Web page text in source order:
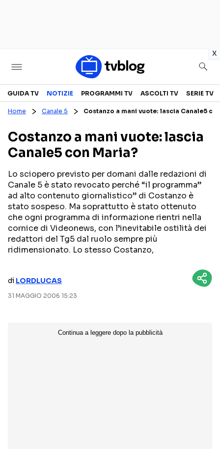
x
Televisione
CANALI TV
PROGRAMMI TV
PERSONAGGI TV
SERIE TV
REALITY SHOW
FICTION
Streaming
NETFLIX
AMAZON PRIME VIDEO
MEDIASET INFINITY
DAZN
GUIDA TV NOTIZIE PROGRAMMI TV ASCOLTI TV SERIE TV
Home Canale 5 Costanzo a mani vuote: lascia Canale5
Costanzo a mani vuote: lascia
Canale5 con Maria?
Lo sciopero previsto per domani dalle redazioni di
Canale 5 è stato revocato perché “il programma”
ad alto contenuto giornalistico” di Costanzo è
stato sospeso. Ma soprattutto è stato ottenuto
che ogni programma di informazione rientri nella
cornice di Videonews, con l’inevitabile ostilità dei
redattori del Tg5 dal ruolo sempre più
ridimensionato. Lo stesso Costanzo,
di LORDLUCAS
31 MAGGIO 2006 15:23